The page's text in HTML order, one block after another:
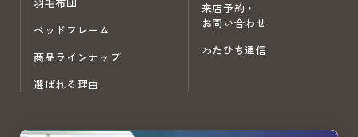
ベッドフレーム
商品ラインナップ
選ばれる理由
来店予約・
お問い合わせ
わたひち通信